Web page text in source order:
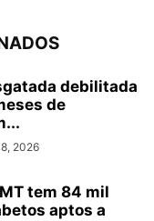
debilitada
de
2026
tem 84 mil
aptos a